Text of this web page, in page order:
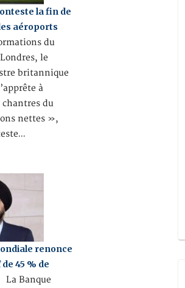
la fin de
aéroports
du
le
britannique
à
chantres du
nettes »,
renonce
45 % de
La Banque